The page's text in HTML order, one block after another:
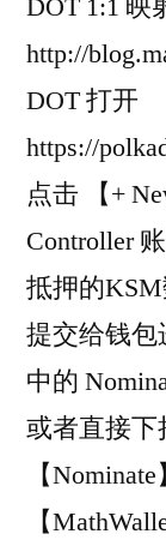
http://
DOT 打开
https://
点击 【+
Controller
抵押的
提交给钱包
中的
或者直接下
【
【